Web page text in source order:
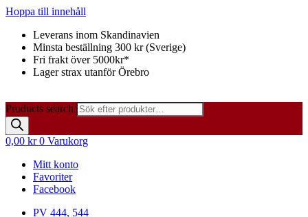
Hoppa till innehåll
Leverans inom Skandinavien
Minsta beställning 300 kr (Sverige)
Fri frakt över 5000kr*
Lager strax utanför Örebro
Products search
0,00 kr 0 Varukorg
Mitt konto
Favoriter
Facebook
PV 444, 544